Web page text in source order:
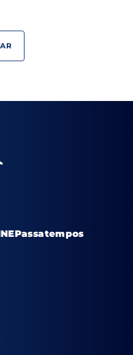
Passatempos